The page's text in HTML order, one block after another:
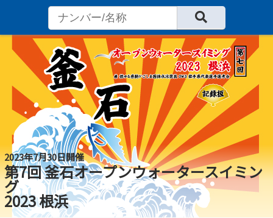
2023年7月30日開催
第7回 釜石オープンウォータースイミン
グ
2023 根浜